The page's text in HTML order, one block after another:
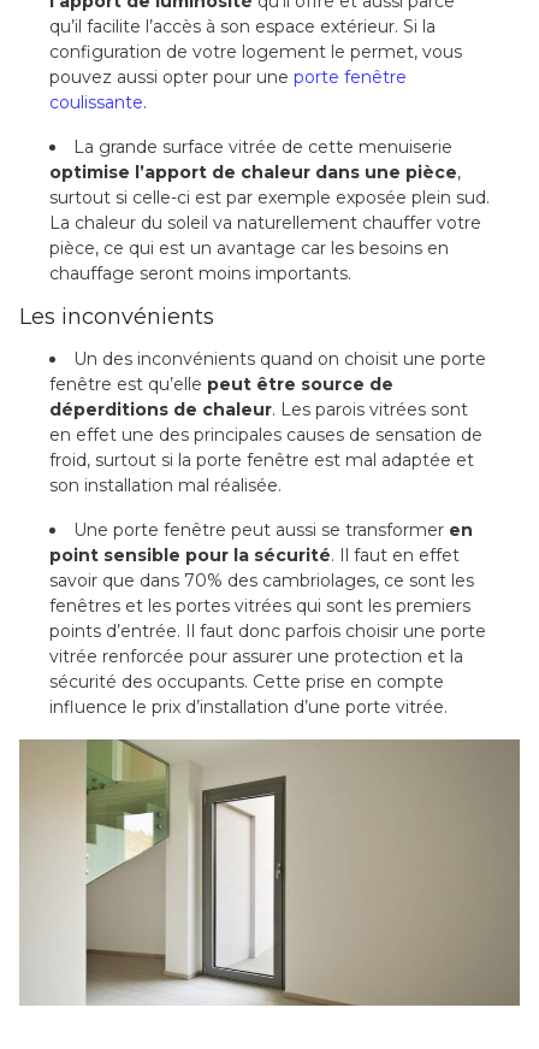
qu’il facilite l’accès à son espace extérieur. Si la
configuration de votre logement le permet, vous
pouvez aussi opter pour une porte fenêtre
coulissante.
La grande surface vitrée de cette menuiserie
optimise l’apport de chaleur dans une pièce,
surtout si celle-ci est par exemple exposée plein sud.
La chaleur du soleil va naturellement chauffer votre
pièce, ce qui est un avantage car les besoins en
chauffage seront moins importants.
Les inconvénients
Un des inconvénients quand on choisit une porte
fenêtre est qu’elle peut être source de
déperditions de chaleur. Les parois vitrées sont
en effet une des principales causes de sensation de
froid, surtout si la porte fenêtre est mal adaptée et
son installation mal réalisée.
Une porte fenêtre peut aussi se transformer en
point sensible pour la sécurité. Il faut en effet
savoir que dans 70% des cambriolages, ce sont les
fenêtres et les portes vitrées qui sont les premiers
points d’entrée. Il faut donc parfois choisir une porte
vitrée renforcée pour assurer une protection et la
sécurité des occupants. Cette prise en compte
influence le prix d’installation d’une porte vitrée.